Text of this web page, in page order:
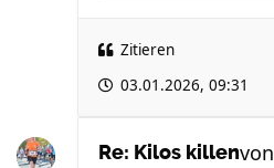
Zitieren
03.01.2026, 09:31
Re: Kilos killenvon